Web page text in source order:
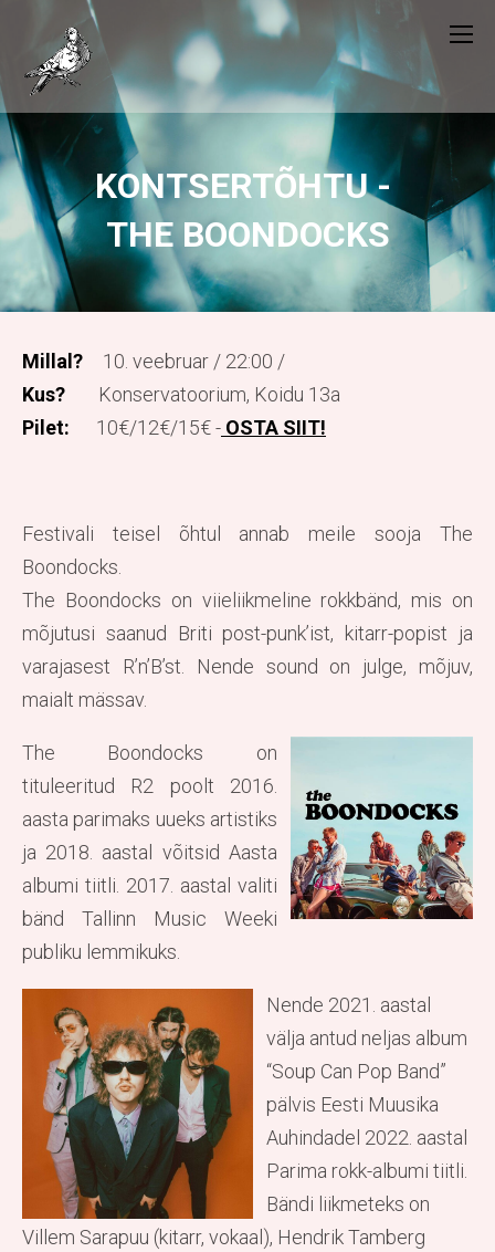
KONTSERTÕHTU -
THE BOONDOCKS
Millal? 10. veebruar / 22:00 /
Kus? Konservatoorium, Koidu 13a
Pilet: 10€/12€/15€ - OSTA SIIT!
Festivali teisel õhtul annab meile sooja The
Boondocks.
The Boondocks on viieliikmeline rokkbänd, mis on
mõjutusi saanud Briti post-punk’ist, kitarr-popist ja
varajasest R’n’B’st. Nende sound on julge, mõjuv,
maialt mässav.
The Boondocks on
tituleeritud R2 poolt 2016.
aasta parimaks uueks artistiks
ja 2018. aastal võitsid Aasta
albumi tiitli. 2017. aastal valiti
bänd Tallinn Music Weeki
publiku lemmikuks.
Nende 2021. aastal
välja antud neljas album
“Soup Can Pop Band”
pälvis Eesti Muusika
Auhindadel 2022. aastal
Parima rokk-albumi tiitli.
Bändi liikmeteks on
Villem Sarapuu (kitarr, vokaal), Hendrik Tamberg